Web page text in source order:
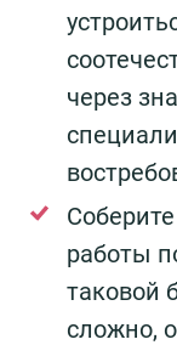
через
работы
таковой
сложно,